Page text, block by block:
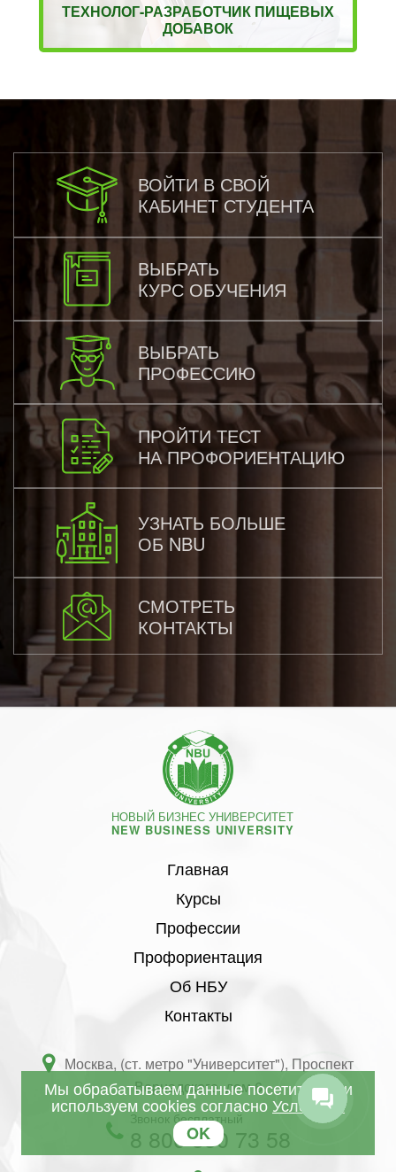
ТЕХНОЛОГ-РАЗРАБОТЧИК ПИЩЕВЫХ
ДОБАВОК
ВОЙТИ В СВОЙ
КАБИНЕТ СТУДЕНТА
ВЫБРАТЬ
КУРС ОБУЧЕНИЯ
ВЫБРАТЬ
ПРОФЕССИЮ
ПРОЙТИ ТЕСТ
НА ПРОФОРИЕНТАЦИЮ
УЗНАТЬ БОЛЬШЕ
ОБ NBU
СМОТРЕТЬ
КОНТАКТЫ
НОВЫЙ БИЗНЕС УНИВЕРСИТЕТ
NEW BUSINESS UNIVERSITY
Главная
Курсы
Профессии
Профориентация
Об НБУ
Контакты
Москва, (ст. метро "Университет"), Проспект
Вернадского, дом 6
Звонок бесплатный
8 800 350 73 58
Мы обрабатываем данные посетителей и
используем cookies согласноУсловиям
OK